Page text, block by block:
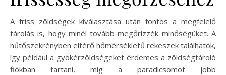
A friss zöldségek kiválasztása után fontos a megfelelő
tárolás is, hogy minél tovább megőrizzék minőségüket. A
hűtőszekrényben eltérő hőmérsékletű rekeszek találhatók,
így például a gyökérzöldségeket érdemes a zöldségtároló
fiókban tartani, míg a paradicsomot jobb